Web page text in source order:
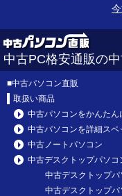
中古PC格安通販の
■中古パソコン直販
取扱い商品
中古パソコンをかんたん
中古パソコンを詳細スペ
中古ノートパソコン
中古デスクトップパソコ
中古デスクトップ
中古デスクトップ